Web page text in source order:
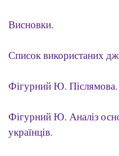
Висновки.
Список використаних
Фігурний Ю. Післямова.
Фігурний Ю. Аналіз
українців.